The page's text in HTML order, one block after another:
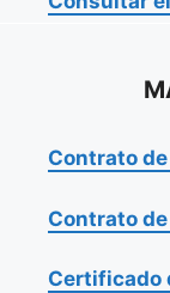
Contrato
Contrato
Certificado